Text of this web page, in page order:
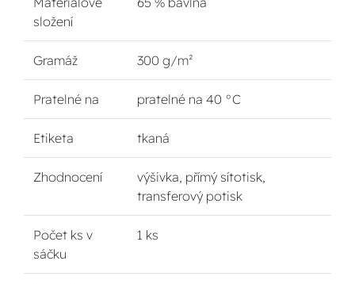
složení
Gramáž 300 g/m²
Pratelné na pratelné na 40 °C
Etiketa tkaná
Zhodnocení
výšivka, přímý sítotisk,
transferový potisk
Počet ks v
sáčku
1 ks